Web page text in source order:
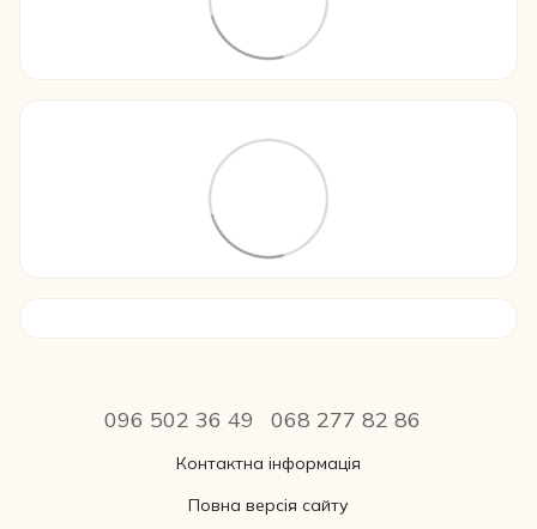
096 502 36 49 068 277 82 86
Контактна інформація
Повна версія сайту